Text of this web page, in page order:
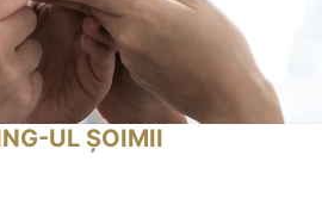
UL ȘOIMII